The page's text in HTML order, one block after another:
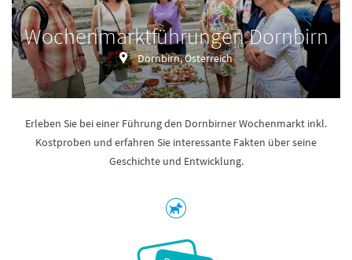
Wochenmarktführungen Dornbirn
Dornbirn, Österreich
Erleben Sie bei einer Führung den Dornbirner Wochenmarkt inkl.
Kostproben und erfahren Sie interessante Fakten über seine
Geschichte und Entwicklung.